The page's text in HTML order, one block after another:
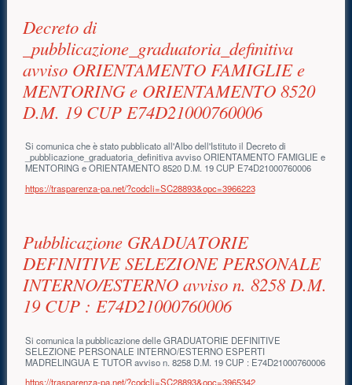
Decreto di
_pubblicazione_graduatoria_definitiva
avviso ORIENTAMENTO FAMIGLIE e
MENTORING e ORIENTAMENTO 8520
D.M. 19 CUP E74D21000760006
Si comunica che è stato pubblicato all'Albo dell'Istituto il Decreto di
_pubblicazione_graduatoria_definitiva avviso ORIENTAMENTO FAMIGLIE e
MENTORING e ORIENTAMENTO 8520 D.M. 19 CUP E74D21000760006
https://trasparenza-pa.net/?codcli=SC28893&opc=3966223
Pubblicazione GRADUATORIE
DEFINITIVE SELEZIONE PERSONALE
INTERNO/ESTERNO avviso n. 8258 D.M.
19 CUP : E74D21000760006
Si comunica la pubblicazione delle GRADUATORIE DEFINITIVE
SELEZIONE PERSONALE INTERNO/ESTERNO ESPERTI
MADRELINGUA E TUTOR avviso n. 8258 D.M. 19 CUP : E74D21000760006
https://trasparenza-pa.net/?codcli=SC28893&opc=3965342